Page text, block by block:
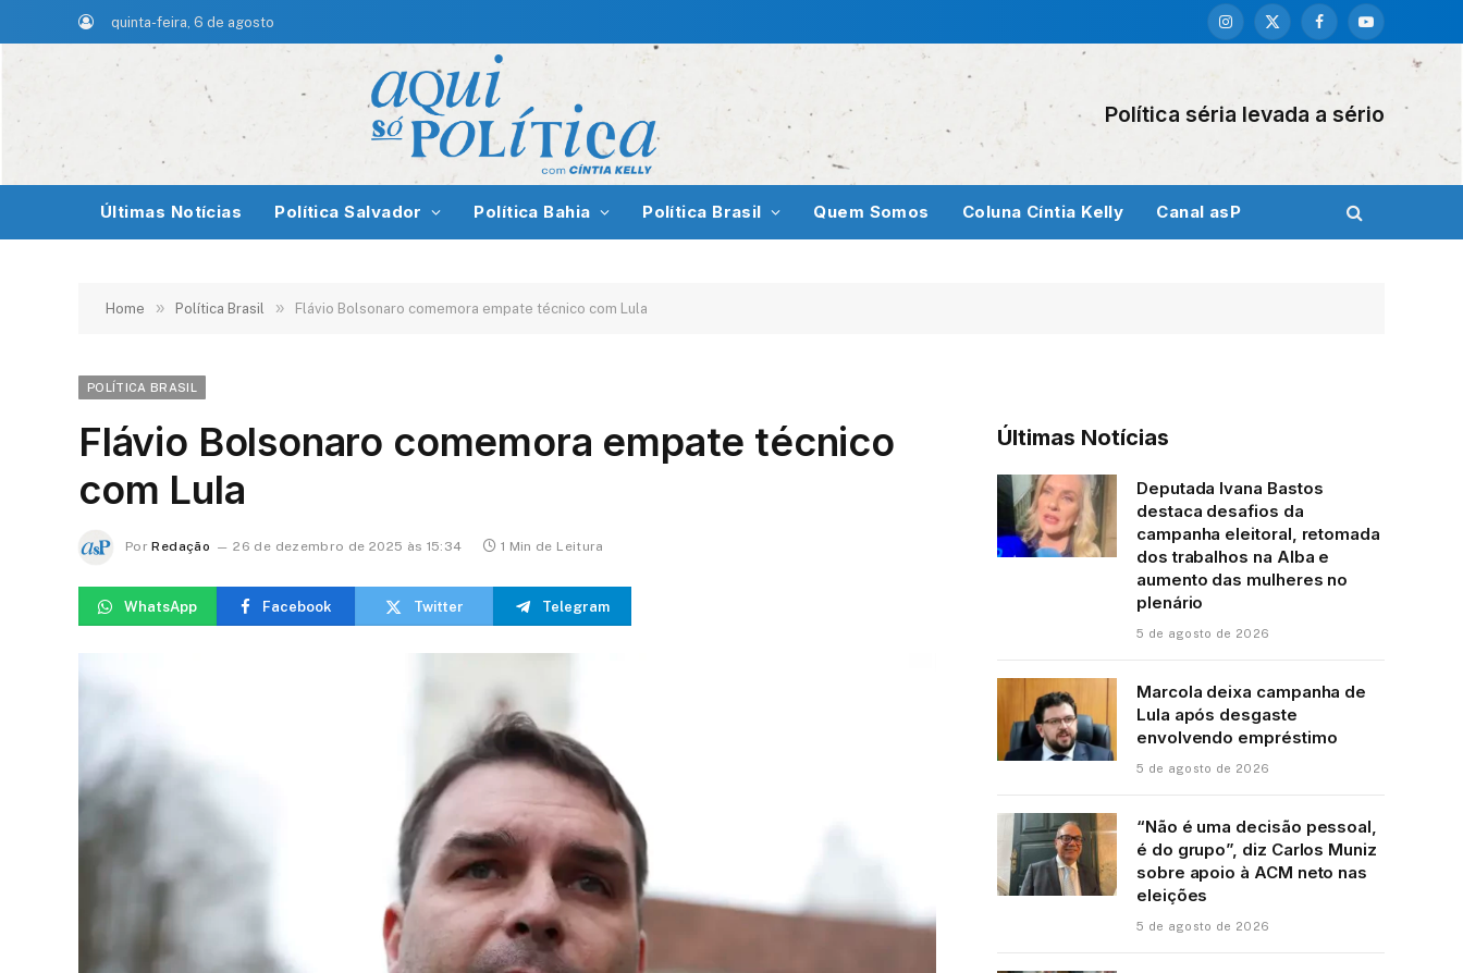
quinta-feira, 6 de agosto
Instagram
X
FacebookYouTube
Política séria levada a sério
Últimas Notícias Política Salvador Política Bahia Política Brasil Quem Somos Coluna Cíntia Kelly Canal asP
Home » Política Brasil » Flávio Bolsonaro comemora empate técnico com Lula
POLÍTICA BRASIL
Flávio Bolsonaro comemora empate técnico
com Lula
Por Redação 26 de dezembro de 2025 às 15:34 1 Min de Leitura
WhatsApp Facebook Twitter Telegram
Últimas Notícias
Deputada Ivana Bastos
destaca desafios da
campanha eleitoral, retomada
dos trabalhos na Alba e
aumento das mulheres no
plenário
5 de agosto de 2026
Marcola deixa campanha de
Lula após desgaste
envolvendo empréstimo
5 de agosto de 2026
“Não é uma decisão pessoal,
é do grupo”, diz Carlos Muniz
sobre apoio à ACM neto nas
eleições
5 de agosto de 2026